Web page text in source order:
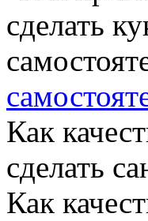
Как
сделать
Как